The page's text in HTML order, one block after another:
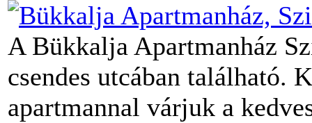
A Bükkalja Apartmanház
csendes utcában található.
apartmannal várjuk a